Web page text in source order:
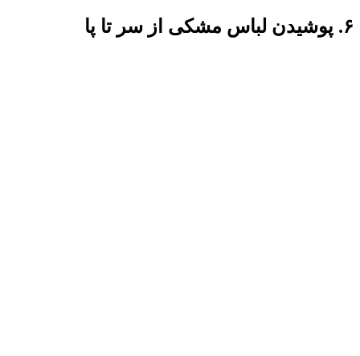
۶. پوشیدن لباس مشکی از سر تا پا